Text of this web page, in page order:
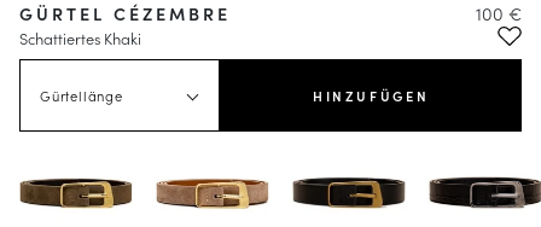
GÜRTEL CÉZEMBRE
Schattiertes Khaki
100 €
Gürtellänge HINZUFÜGEN